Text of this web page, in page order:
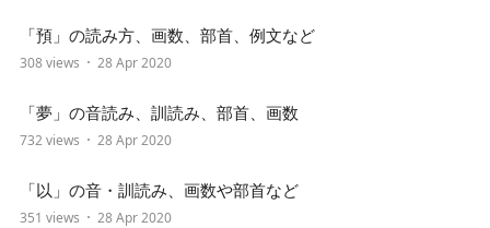
「預」の読み方、画数、部首、例文など
308 views 28 Apr 2020
「夢」の音読み、訓読み、部首、画数
732 views 28 Apr 2020
「以」の音・訓読み、画数や部首など
351 views 28 Apr 2020